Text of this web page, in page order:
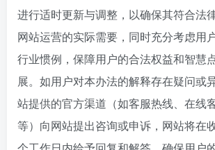
进行适时更新与调整，以确保其符合法
网站运营的实际需要，同时充分考虑用
行业惯例，保障用户的合法权益和智慧
展。如用户对本办法的解释存在疑问或
站提供的官方渠道（如客服热线、在线
等）向网站提出咨询或申诉，网站将在